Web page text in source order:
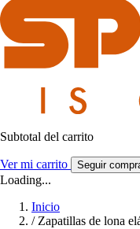
Subtotal del carrito
Ver mi carrito Seguir
Loading...
Inicio
/ Zapatillas de lona